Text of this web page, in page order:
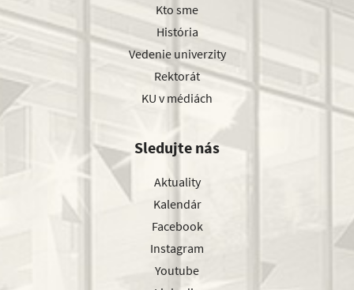
Kto sme
História
Vedenie univerzity
Rektorát
KU v médiách
Sledujte nás
Aktuality
Kalendár
Facebook
Instagram
Youtube